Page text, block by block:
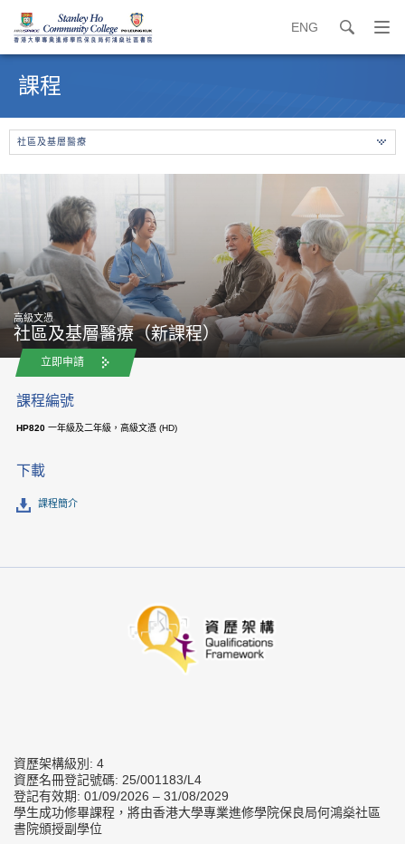
ENG search
打
開
始
課程
社區及基層醫療
高級文憑
社區及基層醫療（新課程）
立即申請
課程編號
HP820 一年級及二年級，高級文憑 (HD)
下載
課程簡介
資歷架構級別: 4
資歷名冊登記號碼: 25/001183/L4
登記有效期: 01/09/2026 – 31/08/2029
學生成功修畢課程，將由香港大學專業進修學院保良局何鴻燊社區
書院頒授副學位